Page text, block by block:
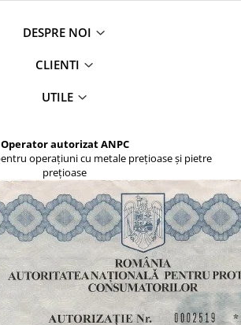
DESPRE NOI
CLIENTI
UTILE
Operator autorizat ANPC
operațiuni cu metale prețioase și pietre
prețioase